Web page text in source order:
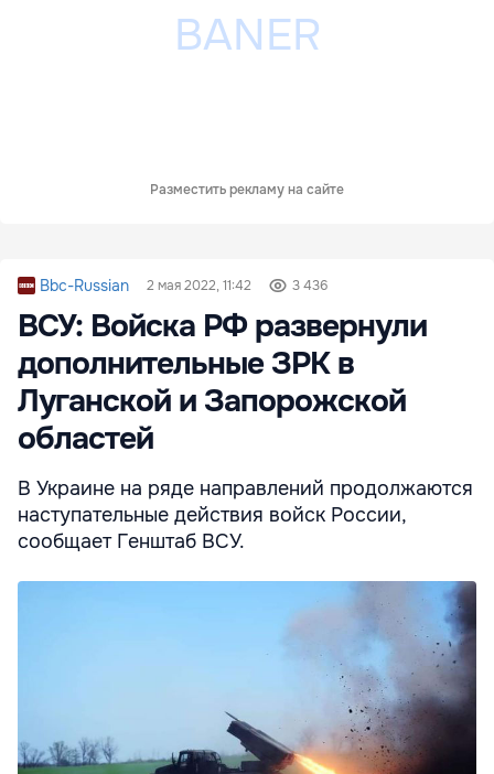
Разместить рекламу на сайте
Bbc-Russian 2 мая 2022, 11:42 3 436
ВСУ: Войска РФ развернули
дополнительные ЗРК в
Луганской и Запорожской
областей
В Украине на ряде направлений продолжаются
наступательные действия войск России,
сообщает Генштаб ВСУ.